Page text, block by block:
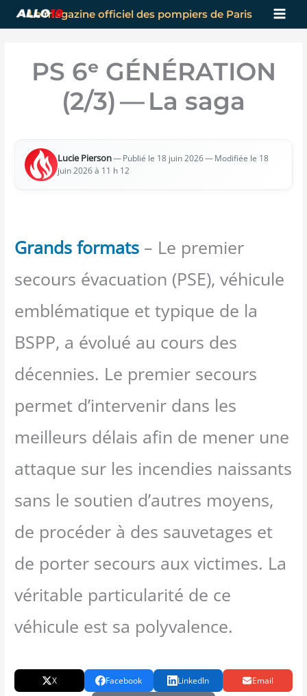
Aller
au
Le magazine officiel des pompiers de Paris
PS 6ᵉ GÉNÉRATION
(2/​3) — La saga
Lucie Pier­son— Publié le 18 juin 2026— Modi­fiée le 18
juin 2026 à 11 h 12
Grands formats – Le premier
secours évacuation (PSE), véhicule
emblématique et typique de la
BSPP, a évolué au cours des
décennies. Le premier secours
permet d’intervenir dans les
meilleurs délais afin de mener une
attaque sur les incendies naissants
sans le soutien d’autres moyens,
de procéder à des sauvetages et
de porter secours aux victimes. La
véritable particularité de ce
véhicule est sa polyvalence.
X Facebook LinkedIn
Email